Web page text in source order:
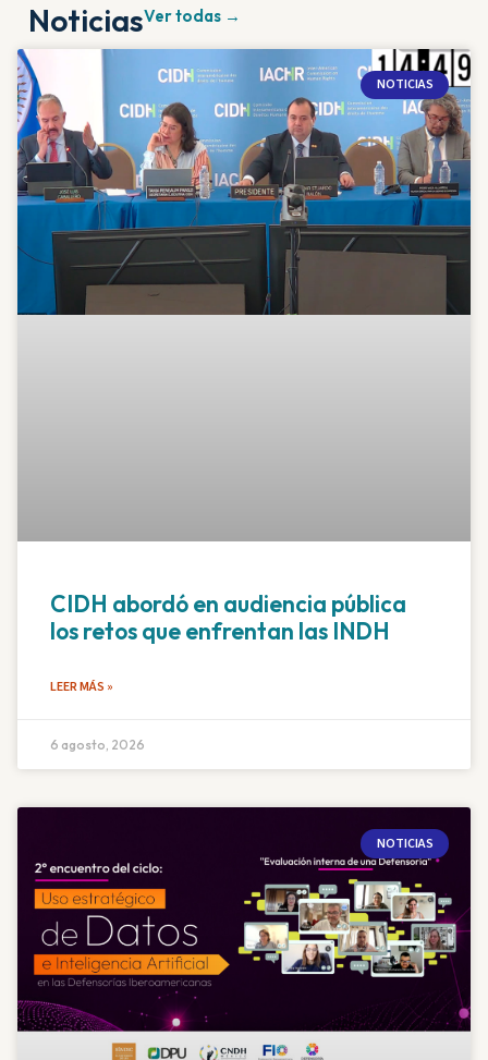
NoticiasVer todas →
NOTICIAS
CIDH abordó en audiencia pública
los retos que enfrentan las INDH
LEER MÁS »
6 agosto, 2026
NOTICIAS